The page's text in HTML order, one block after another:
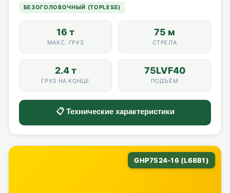
БЕЗОГОЛОВОЧНЫЙ (TOPLESS)
16 т
МАКС. ГРУЗ
75 м
СТРЕЛА
2.4 т
ГРУЗ НА КОНЦЕ
75LVF40
ПОДЪЁМ
📋 Технические характеристики
GHP7524-16 (L68B1)